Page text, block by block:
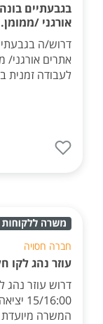
בגבעתיים
אורגני /
דרוש/ה
אתרים אורגני/
לעבודה זמנית
חברה חסויה
עוזר נהג לקו
15/
המשרה מיועדת